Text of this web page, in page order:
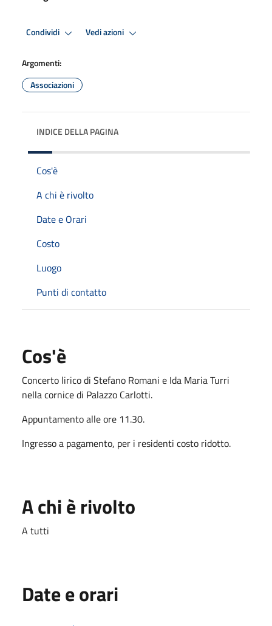
Condividi Vedi azioni
Argomenti:
Associazioni
INDICE DELLA PAGINA
Cos'è
A chi è rivolto
Date e Orari
Costo
Luogo
Punti di contatto
Cos'è
Concerto lirico di Stefano Romani e Ida Maria Turri
nella cornice di Palazzo Carlotti.
Appuntamento alle ore 11.30.
Ingresso a pagamento, per i residenti costo ridotto.
A chi è rivolto
A tutti
Date e orari